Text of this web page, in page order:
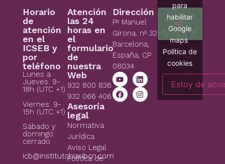
Horario
de
atención
en el
ICSEB y
por
teléfono
Lunes a
Jueves: 9-
18h (UTC +1)
Viernes: 9-
15h (UTC +1)
Sábado y
domingo:
cerrado
icb@institutchiaribcn.com
Atención
las 24
horas en
el
formulario
de
nuestra
Web
932 800 836
932 066 406
Asesoría
legal
Normativa
Jurídica
Aviso Legal
Politica de
Dirección
Pº Manuel
Girona, nº 32
Barcelona,
España, CP
08034
para
habilitar
Google
maps
Política de
cookies
Estoy de